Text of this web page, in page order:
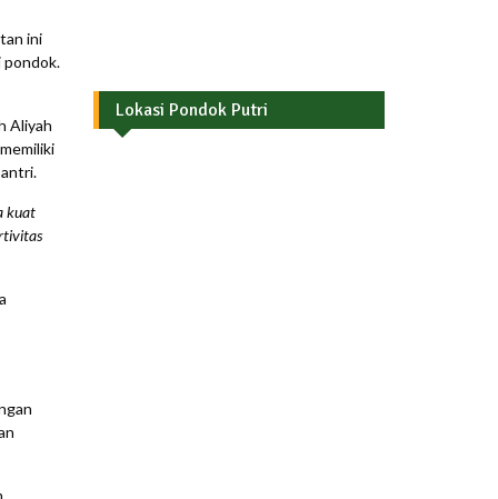
ini
pondok.
Aliyah
kuat
Lokasi Pondok Putri